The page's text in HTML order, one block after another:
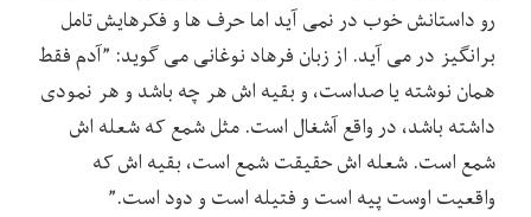
رو داستانش خوب در نمی آید اما حرف ها و فکرهایش تامل
برانگیز در می آید. از زبان فرهاد نوغانی می گوید: ”آدم فقط
همان نوشته یا صداست، و بقیه اش هر چه باشد و هر نمودی
داشته باشد، در واقع آشغال است. مثل شمع که شعله اش
شمع است. شعله اش حقیقت شمع است، بقیه اش که
واقعیت اوست پیه است و فتیله است و دود است.”